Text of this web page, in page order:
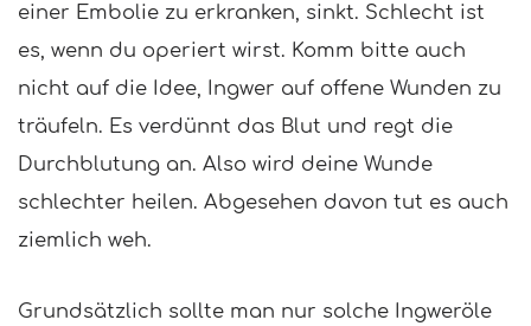
einer Embolie zu erkranken, sinkt. Schlecht ist
es, wenn du operiert wirst. Komm bitte auch
nicht auf die Idee, Ingwer auf offene Wunden zu
träufeln. Es verdünnt das Blut und regt die
Durchblutung an. Also wird deine Wunde
schlechter heilen. Abgesehen davon tut es auch
ziemlich weh.
Grundsätzlich sollte man nur solche Ingweröle